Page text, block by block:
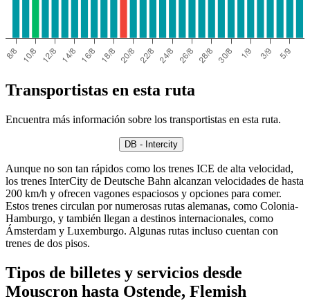
Transportistas en esta ruta
Encuentra más información sobre los transportistas en esta ruta.
DB - Intercity
Aunque no son tan rápidos como los trenes ICE de alta velocidad,
los trenes InterCity de Deutsche Bahn alcanzan velocidades de hasta
200 km/h y ofrecen vagones espaciosos y opciones para comer.
Estos trenes circulan por numerosas rutas alemanas, como Colonia-
Hamburgo, y también llegan a destinos internacionales, como
Ámsterdam y Luxemburgo. Algunas rutas incluso cuentan con
trenes de dos pisos.
Tipos de billetes y servicios desde
Mouscron hasta Ostende, Flemish